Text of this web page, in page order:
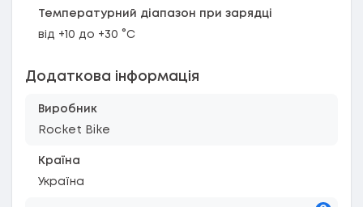
Температурний діапазон при зарядці
від +10 до +30 °C
Додаткова інформація
Виробник
Rocket Bike
Країна
Україна